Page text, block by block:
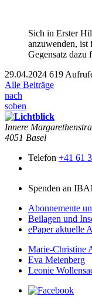
Sich in Erster
anzuwen­den, ist
Gegen­satz dazu
29.04.2024 619
Alle Beiträge
nach
soben
Innere
4051 Basel
Telefon +41 61
Spenden an
Abonnemente
Beilagen und
ePaper aktuelle
Marie-Christine
Eva Meienberg
Leonie